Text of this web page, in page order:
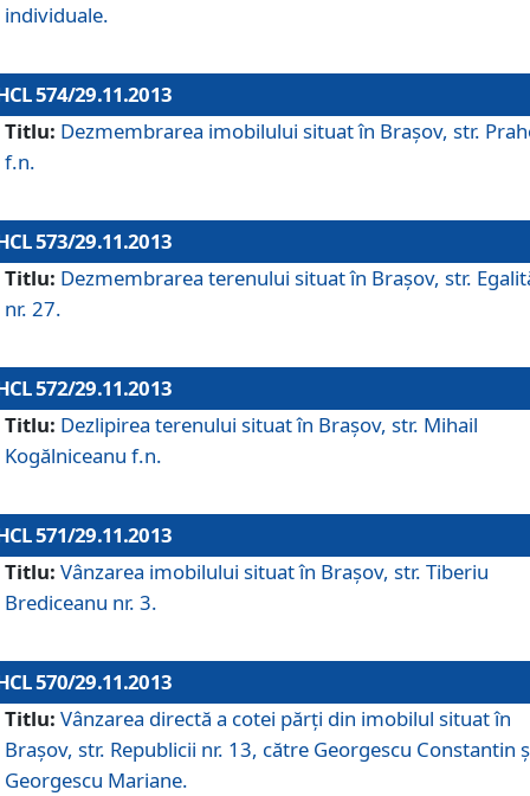
individuale.
574/29.11.2013
Titlu: Dezmembrarea imobilului situat în Braşov, str.
f.n.
573/29.11.2013
Titlu: Dezmembrarea terenului situat în Braşov, str.
nr. 27.
572/29.11.2013
Titlu: Dezlipirea terenului situat în Braşov, str. Mihail
Kogălniceanu f.n.
571/29.11.2013
Titlu: Vânzarea imobilului situat în Braşov, str. Tiberiu
Brediceanu nr. 3.
570/29.11.2013
Titlu: Vânzarea directă a cotei părţi din imobilul situat în
Braşov, str. Republicii nr. 13, către Georgescu Constantin
Georgescu Mariane.